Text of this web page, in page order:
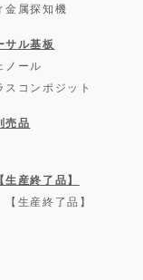
金属探知機
サル基板
ノール
スコンポジット
売品
生産終了品】
生産終了品】